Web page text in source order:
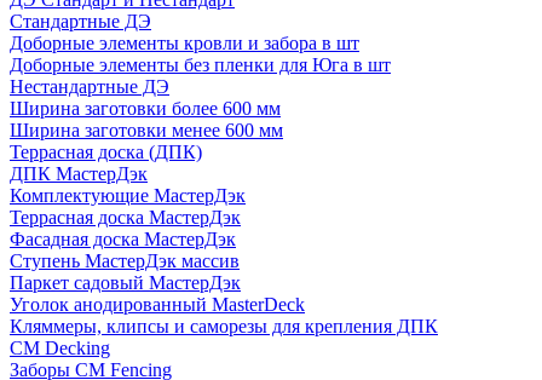
Стандартные ДЭ
Доборные элементы кровли и забора в шт
Доборные элементы без пленки для Юга в шт
Нестандартные ДЭ
Ширина заготовки более 600 мм
Ширина заготовки менее 600 мм
Террасная доска (ДПК)
ДПК МастерДэк
Комплектующие МастерДэк
Террасная доска МастерДэк
Фасадная доска МастерДэк
Ступень МастерДэк массив
Паркет садовый МастерДэк
Уголок анодированный MasterDeck
Кляммеры, клипсы и саморезы для крепления ДПК
CM Decking
Заборы CM Fencing